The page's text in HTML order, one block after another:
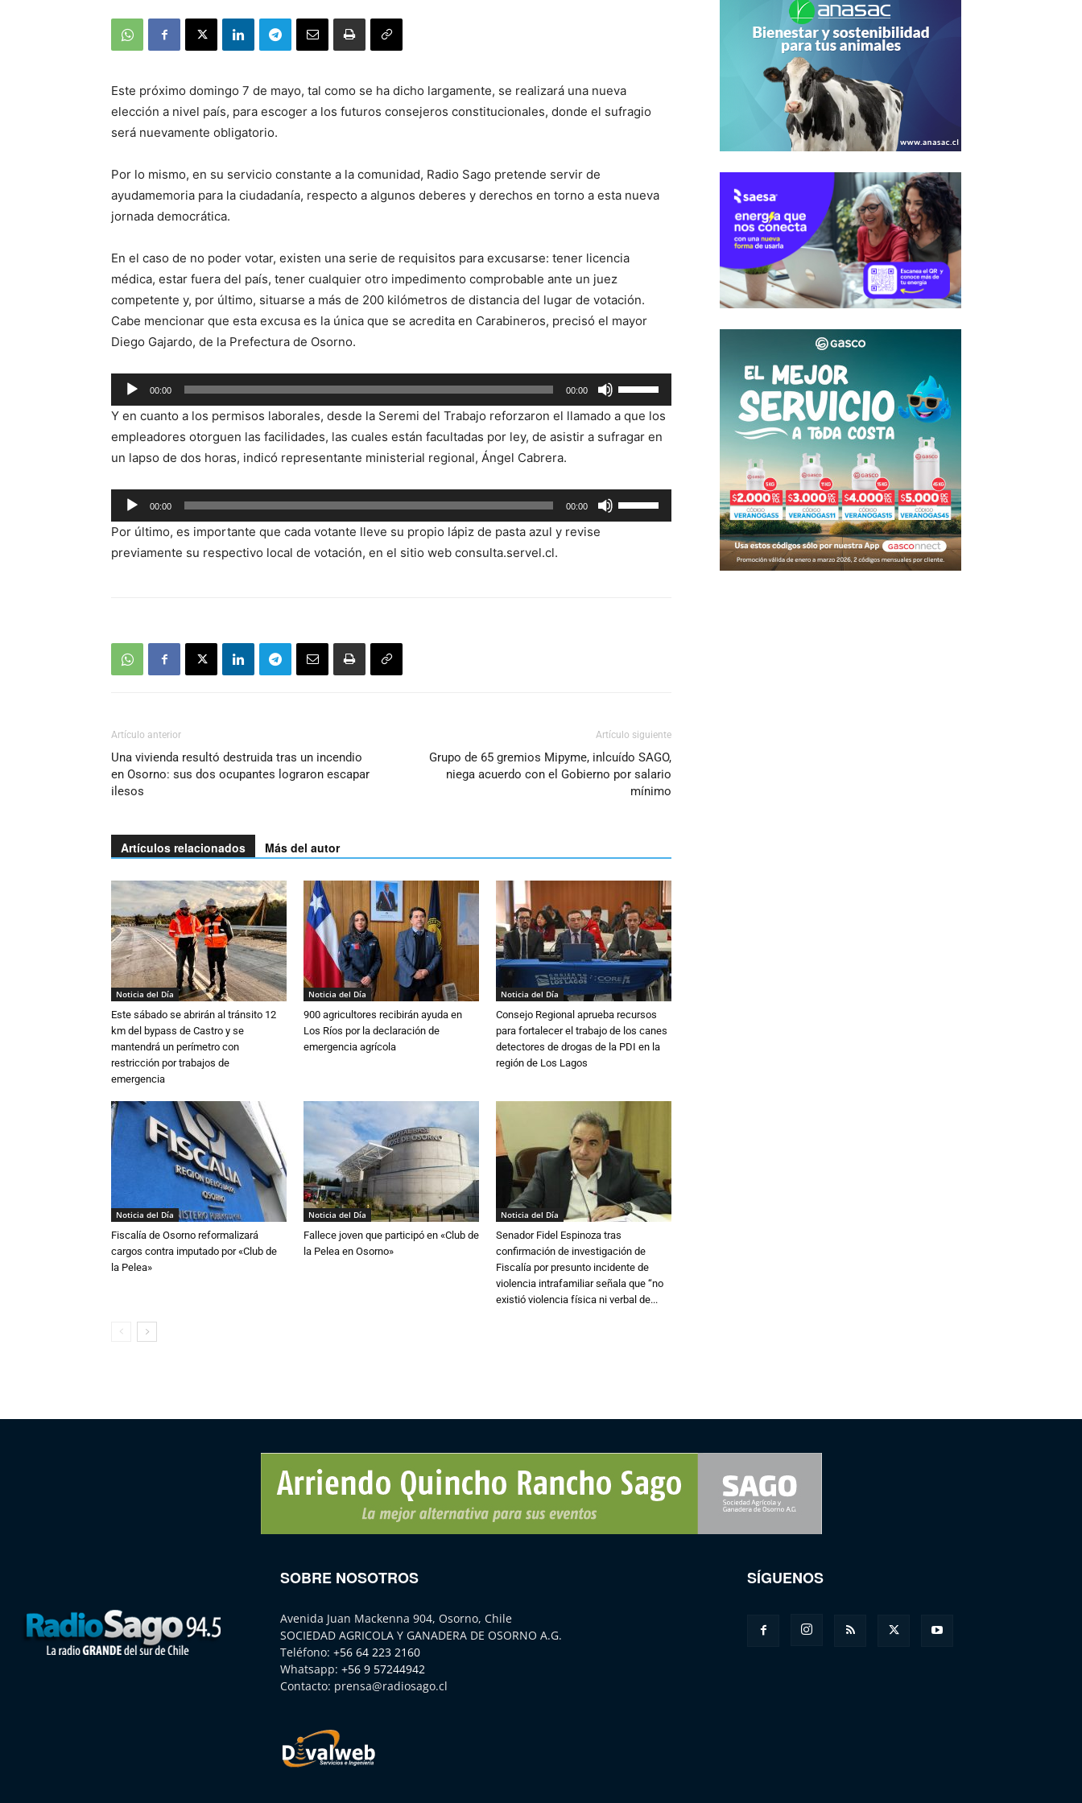
Este próximo domingo 7 de mayo, tal como se ha dicho largamente, se realizará una nueva
elección a nivel país, para escoger a los futuros consejeros constitucionales, donde el sufragio
será nuevamente obligatorio.
Por lo mismo, en su servicio constante a la comunidad, Radio Sago pretende servir de
ayudamemoria para la ciudadanía, respecto a algunos deberes y derechos en torno a esta nueva
jornada democrática.
En el caso de no poder votar, existen una serie de requisitos para excusarse: tener licencia
médica, estar fuera del país, tener cualquier otro impedimento comprobable ante un juez
competente y, por último, situarse a más de 200 kilómetros de distancia del lugar de votación.
Cabe mencionar que esta excusa es la única que se acredita en Carabineros, precisó el mayor
Diego Gajardo, de la Prefectura de Osorno.
Reproductor
de
audio
00:00 00:00
las
teclas
de
arriba/abajo
para
Y en cuanto a los permisos laborales, desde la Seremi del Trabajo reforzaron el llamado a que los
empleadores otorguen las facilidades, las cuales están facultadas por ley, de asistir a sufragar en
un lapso de dos horas, indicó representante ministerial regional, Ángel Cabrera.
Reproductor
de
audio
00:00 00:00
las
volumen.
Por último, es importante que cada votante lleve su propio lápiz de pasta azul y revise
previamente su respectivo local de votación, en el sitio web consulta.servel.cl.
Artículo anterior
Una vivienda resultó destruida tras un incendio
en Osorno: sus dos ocupantes lograron escapar
ilesos
Artículo siguiente
Grupo de 65 gremios Mipyme, inlcuído SAGO,
niega acuerdo con el Gobierno por salario
mínimo
Artículos relacionados Más del autor
Noticia del Día
Este sábado se abrirán al tránsito 12
km del bypass de Castro y se
mantendrá un perímetro con
restricción por trabajos de
emergencia
Noticia del Día
900 agricultores recibirán ayuda en
Los Ríos por la declaración de
emergencia agrícola
Noticia del Día
Consejo Regional aprueba recursos
para fortalecer el trabajo de los canes
detectores de drogas de la PDI en la
región de Los Lagos
Noticia del Día
Fiscalía de Osorno reformalizará
cargos contra imputado por «Club de
la Pelea»
Noticia del Día
Fallece joven que participó en «Club de
la Pelea en Osorno»
Noticia del Día
Senador Fidel Espinoza tras
confirmación de investigación de
Fiscalía por presunto incidente de
violencia intrafamiliar señala que “no
existió violencia física ni verbal de...
SOBRE NOSOTROS
Avenida Juan Mackenna 904, Osorno, Chile
SOCIEDAD AGRICOLA Y GANADERA DE OSORNO A.G.
Teléfono: +56 64 223 2160
Whatsapp: +56 9 57244942
Contacto: prensa@radiosago.cl
SÍGUENOS